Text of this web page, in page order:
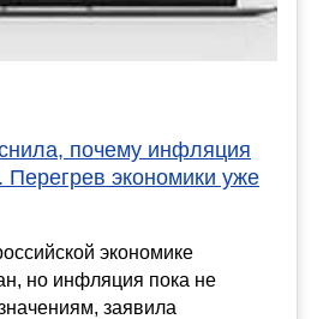
почему инфляция
Перегрев экономики уже
экономике
но инфляция пока не
заявила